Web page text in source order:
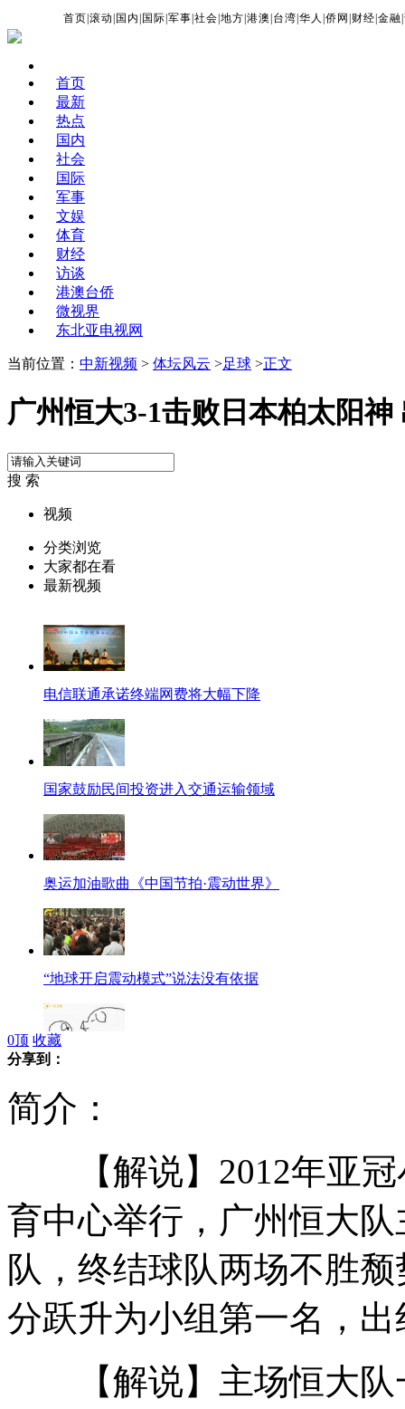
首页 |滚动 国内 国际 |军事 |社会 |地方 |港澳 台湾 |华人 |侨网 财经 |金融 |
首页
最新
热点
国内
社会
国际
军事
文娱
体育
财经
访谈
港澳台侨
微视界
东北亚电视网
当前位置： 中新视频 > 体坛风云 >足球 >正文
广州恒大3-1击败日本柏太阳神
搜 索
视频
分类浏览
大家都在看
最新视频
电信联通承诺终端网费将大幅下降
国家鼓励民间投资进入交通运输领域
奥运加油歌曲《中国节拍·震动世界》
“地球开启震动模式”说法没有依据
9批次可口可乐产品被疑含消毒液
中国最先进渔政船开赴南海巡航执法
0顶 收藏
分享到：
简介：
【解说】2012年亚冠
育中心举行，广州恒大
队，终结球队两场不胜
分跃升为小组第一名，
【解说】主场恒大队